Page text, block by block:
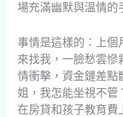
場充滿幽默與溫情的
事情是這樣的：上個
來找我，一臉愁雲慘
情衝擊，資金鏈差點
姐，我怎能坐視不管
在房貸和孩子教育費